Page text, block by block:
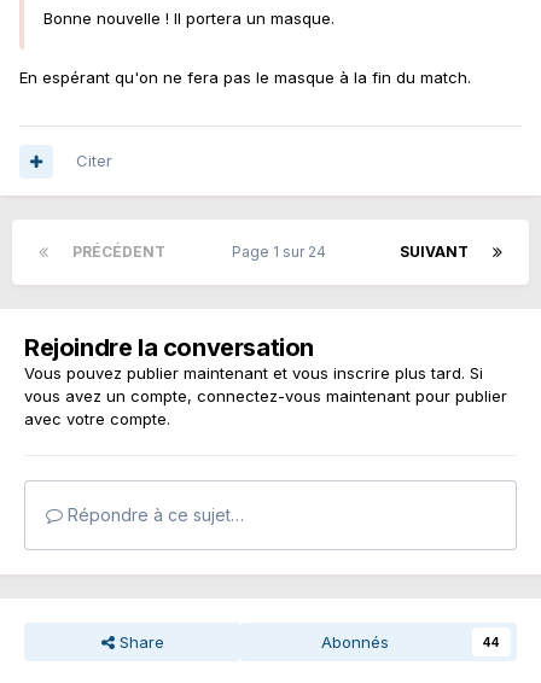
Bonne nouvelle ! Il portera un masque.
En espérant qu'on ne fera pas le masque à la fin du match.
Citer
PRÉCÉDENT SUIVANT
Page 1 sur 24
Rejoindre la conversation
Vous pouvez publier maintenant et vous inscrire plus tard. Si
vous avez un compte, connectez-vous maintenant pour publier
avec votre compte.
Répondre à ce sujet…
Share Abonnés 44